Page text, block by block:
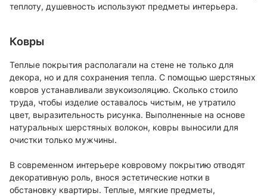
теплоту, душевность используют предметы интерьера.
Ковры
Теплые покрытия располагали на стене не только для
декора, но и для сохранения тепла. С помощью шерстяных
ковров устанавливали звукоизоляцию. Сколько стоило
труда, чтобы изделие оставалось чистым, не утратило
цвет, выразительность рисунка. Выполненные на основе
натуральных шерстяных волокон, ковры выносили для
очистки только мужчины.
В современном интерьере ковровому покрытию отводят
декоративную роль, внося эстетические нотки в
обстановку квартиры. Теплые, мягкие предметы,